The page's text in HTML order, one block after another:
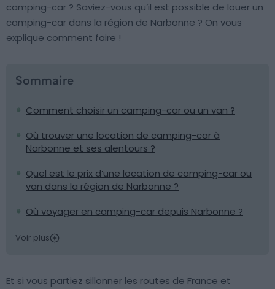
camping-car ? Saviez-vous qu’il est possible de louer un
camping-car dans la région de Narbonne ? On vous
explique comment faire !
Sommaire
Comment choisir un camping-car ou un van ?
Où trouver une location de camping-car à
Narbonne et ses alentours ?
Quel est le prix d’une location de camping-car ou
van dans la région de Narbonne ?
Où voyager en camping-car depuis Narbonne ?
Voir plus
Et si vous partiez sillonner les routes de France et